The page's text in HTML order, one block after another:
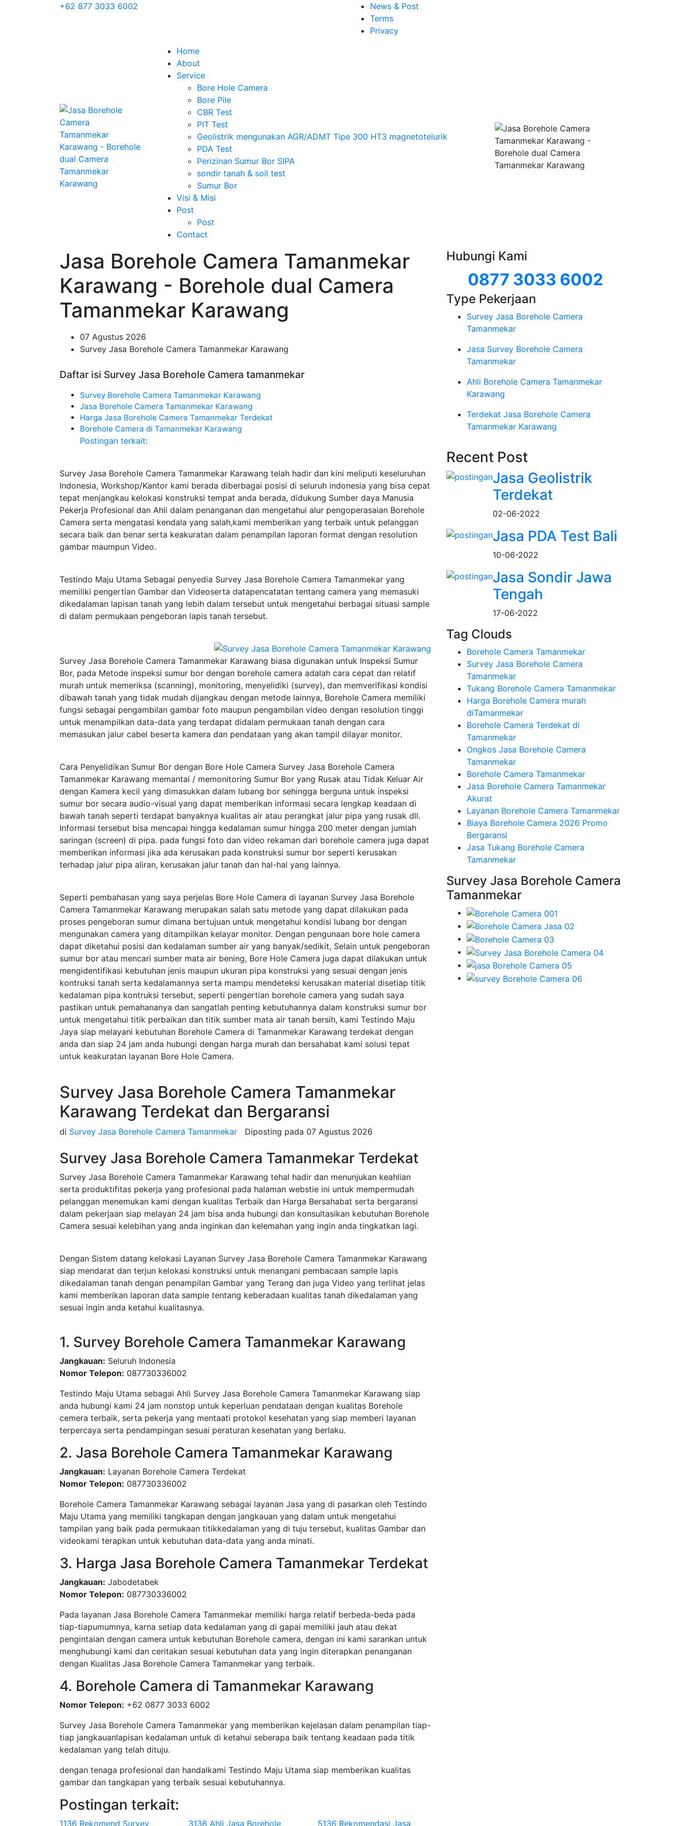
+62 877 3033 6002
News & Post
Terms
Privacy
Home
About
Service
Bore Hole Camera
Bore Pile
CBR Test
PIT Test
Geolistrik mengunakan AGR/ADMT Tipe 300 HT3 magnetotelurik
PDA Test
Perizinan Sumur Bor SIPA
sondir tanah & soil test
Sumur Bor
Visi & Misi
Post
Post
Contact
Jasa Borehole Camera Tamanmekar
Karawang - Borehole dual Camera
Tamanmekar Karawang
07 Agustus 2026
Survey Jasa Borehole Camera Tamanmekar Karawang
Daftar isi Survey Jasa Borehole Camera tamanmekar
Survey Borehole Camera Tamanmekar Karawang
Jasa Borehole Camera Tamanmekar Karawang
Harga Jasa Borehole Camera Tamanmekar Terdekat
Borehole Camera di Tamanmekar Karawang
Postingan terkait:
Survey Jasa Borehole Camera Tamanmekar Karawang telah hadir dan kini meliputi keseluruhan
Indonesia, Workshop/Kantor kami berada diberbagai posisi di seluruh indonesia yang bisa cepat
tepat menjangkau kelokasi konstruksi tempat anda berada, didukung Sumber daya Manusia
Pekerja Profesional dan Ahli dalam penanganan dan mengetahui alur pengoperasaian Borehole
Camera serta mengatasi kendala yang salah,kami memberikan yang terbaik untuk pelanggan
secara baik dan benar serta keakuratan dalam penampilan laporan format dengan resolution
gambar maumpun Video.
Testindo Maju Utama Sebagai penyedia Survey Jasa Borehole Camera Tamanmekar yang
memiliki pengertian Gambar dan Videoserta datapencatatan tentang camera yang memasuki
dikedalaman lapisan tanah yang lebih dalam tersebut untuk mengetahui berbagai situasi sample
di dalam permukaan pengeboran lapis tanah tersebut.
Survey Jasa Borehole Camera Tamanmekar Karawang biasa digunakan untuk Inspeksi Sumur
Bor, pada Metode inspeksi sumur bor dengan borehole camera adalah cara cepat dan relatif
murah untuk memeriksa (scanning), monitoring, menyelidiki (survey), dan memverifikasi kondisi
dibawah tanah yang tidak mudah dijangkau dengan metode lainnya, Borehole Camera memiliki
fungsi sebagai pengambilan gambar foto maupun pengambilan video dengan resolution tinggi
untuk menampilkan data-data yang terdapat didalam permukaan tanah dengan cara
memasukan jalur cabel beserta kamera dan pendataan yang akan tampil dilayar monitor.
Cara Penyelidikan Sumur Bor dengan Bore Hole Camera Survey Jasa Borehole Camera
Tamanmekar Karawang memantai / memonitoring Sumur Bor yang Rusak atau Tidak Keluar Air
dengan Kamera kecil yang dimasukkan dalam lubang bor sehingga berguna untuk inspeksi
sumur bor secara audio-visual yang dapat memberikan informasi secara lengkap keadaan di
bawah tanah seperti terdapat banyaknya kualitas air atau perangkat jalur pipa yang rusak dll.
Informasi tersebut bisa mencapai hingga kedalaman sumur hingga 200 meter dengan jumlah
saringan (screen) di pipa. pada fungsi foto dan video rekaman dari borehole camera juga dapat
memberikan informasi jika ada kerusakan pada konstruksi sumur bor seperti kerusakan
terhadap jalur pipa aliran, kerusakan jalur tanah dan hal-hal yang lainnya.
Seperti pembahasan yang saya perjelas Bore Hole Camera di layanan Survey Jasa Borehole
Camera Tamanmekar Karawang merupakan salah satu metode yang dapat dilakukan pada
proses pengeboran sumur dimana bertujuan untuk mengetahui kondisi lubang bor dengan
mengunakan camera yang ditampilkan kelayar monitor. Dengan pengunaan bore hole camera
dapat diketahui posisi dan kedalaman sumber air yang banyak/sedikit, Selain untuk pengeboran
sumur bor atau mencari sumber mata air bening, Bore Hole Camera juga dapat dilakukan untuk
mengidentifikasi kebutuhan jenis maupun ukuran pipa konstruksi yang sesuai dengan jenis
kontruksi tanah serta kedalamannya serta mampu mendeteksi kerusakan material disetiap titik
kedalaman pipa kontruksi tersebut, seperti pengertian borehole camera yang sudah saya
pastikan untuk pemahananya dan sangatlah penting kebutuhannya dalam konstruksi sumur bor
untuk mengetahui titik perbaikan dan titik sumber mata air tanah bersih, kami Testindo Maju
Jaya siap melayani kebutuhan Borehole Camera di Tamanmekar Karawang terdekat dengan
anda dan siap 24 jam anda hubungi dengan harga murah dan bersahabat kami solusi tepat
untuk keakuratan layanan Bore Hole Camera.
Survey Jasa Borehole Camera Tamanmekar
Karawang Terdekat dan Bergaransi
di Survey Jasa Borehole Camera Tamanmekar Diposting pada 07 Agustus 2026
Survey Jasa Borehole Camera Tamanmekar Terdekat
Survey Jasa Borehole Camera Tamanmekar Karawang tehal hadir dan menunjukan keahlian
serta produktifitas pekerja yang profesional pada halaman webstie ini untuk mempermudah
pelanggan menemukan kami dengan kualitas Terbaik dan Harga Bersahabat serta bergaransi
dalam pekerjaan siap melayan 24 jam bisa anda hubungi dan konsultasikan kebutuhan Borehole
Camera sesuai kelebihan yang anda inginkan dan kelemahan yang ingin anda tingkatkan lagi.
Dengan Sistem datang kelokasi Layanan Survey Jasa Borehole Camera Tamanmekar Karawang
siap mendarat dan terjun kelokasi konstruksi untuk menangani pembacaan sample lapis
dikedalaman tanah dengan penampilan Gambar yang Terang dan juga Video yang terlihat jelas
kami memberikan laporan data sample tentang keberadaan kualitas tanah dikedalaman yang
sesuai ingin anda ketahui kualitasnya.
1. Survey Borehole Camera Tamanmekar Karawang
Jangkauan: Seluruh Indonesia
Nomor Telepon: 087730336002
Testindo Maju Utama sebagai Ahli Survey Jasa Borehole Camera Tamanmekar Karawang siap
anda hubungi kami 24 jam nonstop untuk keperluan pendataan dengan kualitas Borehole
cemera terbaik, serta pekerja yang mentaati protokol kesehatan yang siap memberi layanan
terpercaya serta pendampingan sesuai peraturan kesehatan yang berlaku.
2. Jasa Borehole Camera Tamanmekar Karawang
Jangkauan: Layanan Borehole Camera Terdekat
Nomor Telepon: 087730336002
Borehole Camera Tamanmekar Karawang sebagai layanan Jasa yang di pasarkan oleh Testindo
Maju Utama yang memiliki tangkapan dengan jangkauan yang dalam untuk mengetahui
tampilan yang baik pada permukaan titikkedalaman yang di tuju tersebut, kualitas Gambar dan
videokami terapkan untuk kebutuhan data-data yang anda minati.
3. Harga Jasa Borehole Camera Tamanmekar Terdekat
Jangkauan: Jabodetabek
Nomor Telepon: 087730336002
Pada layanan Jasa Borehole Camera Tamanmekar memiliki harga relatif berbeda-beda pada
tiap-tiapumumnya, karna setiap data kedalaman yang di gapai memiliki jauh atau dekat
pengintaian dengan camera untuk kebutuhan Borehole camera, dengan ini kami sarankan untuk
menghubungi kami dan ceritakan sesuai kebutuhan data yang ingin diterapkan penanganan
dengan Kualitas Jasa Borehole Camera Tamanmekar yang terbaik.
4. Borehole Camera di Tamanmekar Karawang
Nomor Telepon: +62 0877 3033 6002
Survey Jasa Borehole Camera Tamanmekar yang memberikan kejelasan dalam penampilan tiap-
tiap jangkauanlapisan kedalaman untuk di ketahui seberapa baik tentang keadaan pada titik
kedalaman yang telah dituju.
dengan tenaga profesional dan handalkami Testindo Maju Utama siap memberikan kualitas
gambar dan tangkapan yang terbaik sesuai kebutuhannya.
Postingan terkait:
1136 Rekomend Survey 3136 Ahli Jasa Borehole 5136 Rekomendasi Jasa
Hubungi Kami
0877 3033 6002
Type Pekerjaan
Survey Jasa Borehole Camera
Tamanmekar
Jasa Survey Borehole Camera
Tamanmekar
Ahli Borehole Camera Tamanmekar
Karawang
Terdekat Jasa Borehole Camera
Tamanmekar Karawang
Recent Post
Jasa Geolistrik
Terdekat
02-06-2022
Jasa PDA Test Bali
10-06-2022
Jasa Sondir Jawa
Tengah
17-06-2022
Tag Clouds
Borehole Camera Tamanmekar
Survey Jasa Borehole Camera
Tamanmekar
Tukang Borehole Camera Tamanmekar
Harga Borehole Camera murah
diTamanmekar
Borehole Camera Terdekat di
Tamanmekar
Ongkos Jasa Borehole Camera
Tamanmekar
Borehole Camera Tamanmekar
Jasa Borehole Camera Tamanmekar
Akurat
Layanan Borehole Camera Tamanmekar
Biaya Borehole Camera 2026 Promo
Bergaransi
Jasa Tukang Borehole Camera
Tamanmekar
Survey Jasa Borehole Camera
Tamanmekar